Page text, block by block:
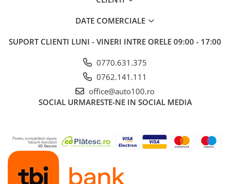
DATE COMERCIALE
SUPORT CLIENTI LUNI - VINERI INTRE ORELE 09:00 - 17:00
0770.631.375
0762.141.111
office@auto100.ro
SOCIAL URMARESTE-NE IN SOCIAL MEDIA